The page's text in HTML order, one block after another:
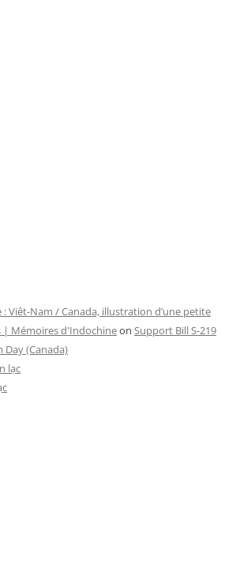
Viêt-Nam / Canada, illustration d’une petite
| Mémoires d'Indochineon Support Bill S-219
Day (Canada)
lạc